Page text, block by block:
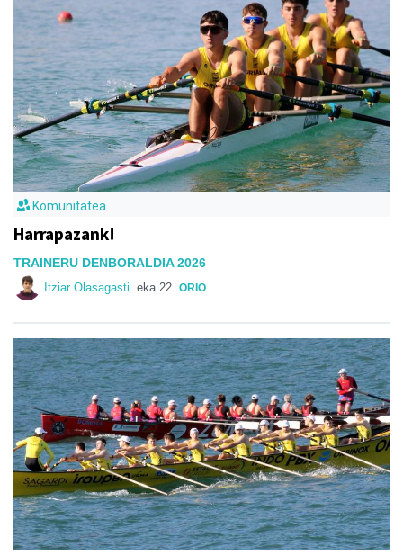
Komunitatea
Harrapazank!
TRAINERU DENBORALDIA 2026
Itziar Olasagasti eka 22 ORIO